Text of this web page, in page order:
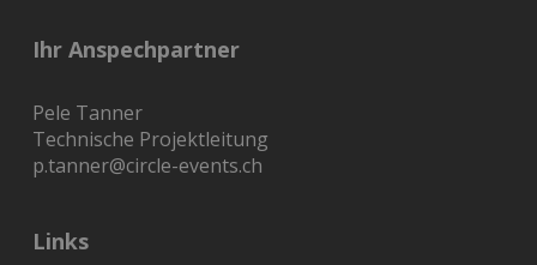
Ihr Anspechpartner
Pele Tanner
Technische Projektleitung
p.tanner@circle-events.ch
Links